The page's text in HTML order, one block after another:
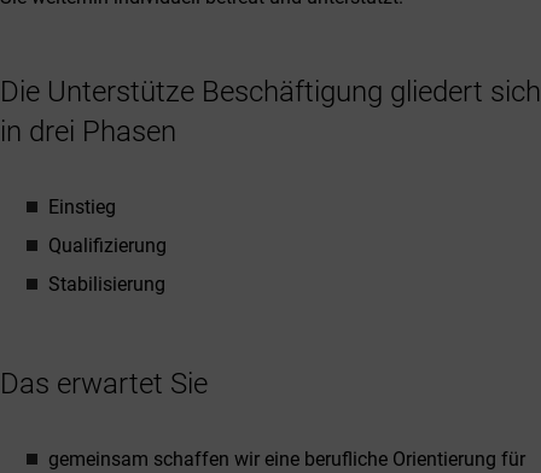
Die Unterstütze Beschäftigung gliedert sich
in drei Phasen
Einstieg
Qualifizierung
Stabilisierung
Das erwartet Sie
gemeinsam schaffen wir eine berufliche Orientierung für